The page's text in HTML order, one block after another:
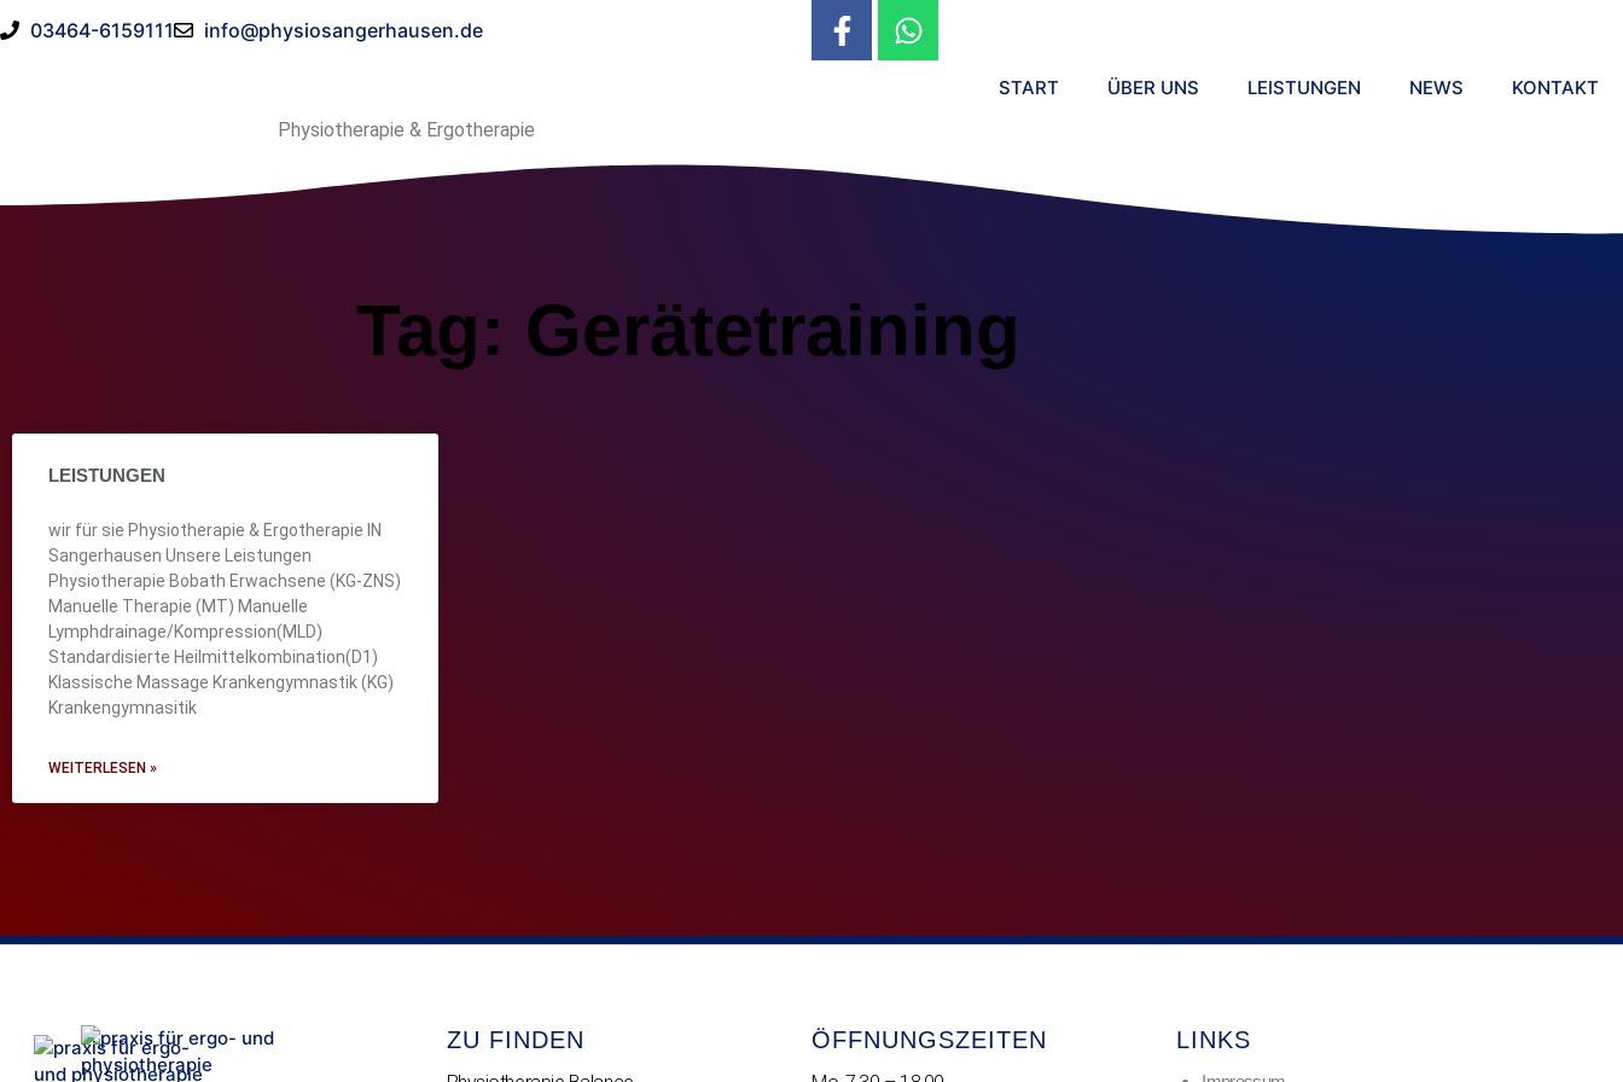
03464-6159111 info@physiosangerhausen.de
Physiotherapie & Ergotherapie
START ÜBER UNS LEISTUNGEN NEWS KONTAKT
Tag: Gerätetraining
LEISTUNGEN
wir für sie Physiotherapie & Ergotherapie IN
Sangerhausen Unsere Leistungen
Physiotherapie Bobath Erwachsene (KG-ZNS)
Manuelle Therapie (MT) Manuelle
Lymphdrainage/Kompression(MLD)
Standardisierte Heilmittelkombination(D1)
Klassische Massage Krankengymnastik (KG)
Krankengymnasitik
WEITERLESEN »
ZU FINDEN ÖFFNUNGSZEITEN LINKS